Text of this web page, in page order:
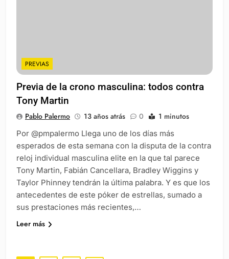
PREVIAS
Previa de la crono masculina: todos contra
Tony Martin
Pablo Palermo 13 años atrás 0 1 minutos
Por @pmpalermo Llega uno de los días más
esperados de esta semana con la disputa de la contra
reloj individual masculina elite en la que tal parece
Tony Martin, Fabián Cancellara, Bradley Wiggins y
Taylor Phinney tendrán la última palabra. Y es que los
antecedentes de este póker de estrellas, sumado a
sus prestaciones más recientes,…
Leer más